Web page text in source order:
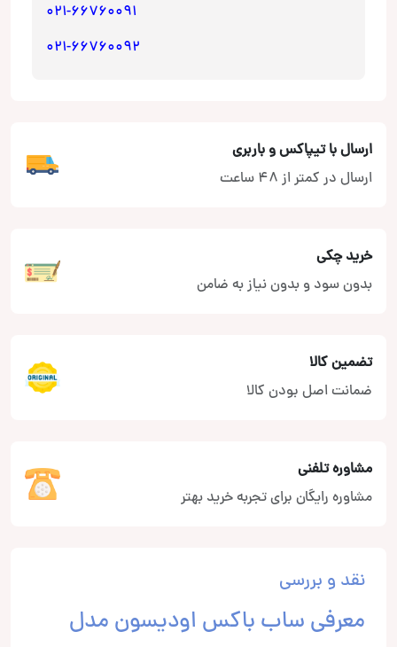
021-66760091
021-66760092
ارسال با تیپاکس و باربری
ارسال در کمتر از 48 ساعت
خرید چکی
بدون سود و بدون نیاز به ضامن
تضمین کالا
ضمانت اصل بودن کالا
مشاوره تلفنی
مشاوره رایگان برای تجربه خرید بهتر
نقد و بررسی
معرفی ساب باکس اودیسون مدل